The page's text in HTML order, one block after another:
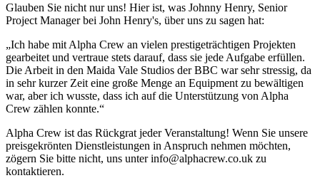
Glauben Sie nicht nur uns! Hier ist, was Johnny Henry, Senior
Project Manager bei John Henry's, über uns zu sagen hat:
„Ich habe mit Alpha Crew an vielen prestigeträchtigen Projekten
gearbeitet und vertraue stets darauf, dass sie jede Aufgabe erfüllen.
Die Arbeit in den Maida Vale Studios der BBC war sehr stressig, da
in sehr kurzer Zeit eine große Menge an Equipment zu bewältigen
war, aber ich wusste, dass ich auf die Unterstützung von Alpha
Crew zählen konnte.“
Alpha Crew ist das Rückgrat jeder Veranstaltung! Wenn Sie unsere
preisgekrönten Dienstleistungen in Anspruch nehmen möchten,
zögern Sie bitte nicht, uns unter info@alphacrew.co.uk zu
kontaktieren.